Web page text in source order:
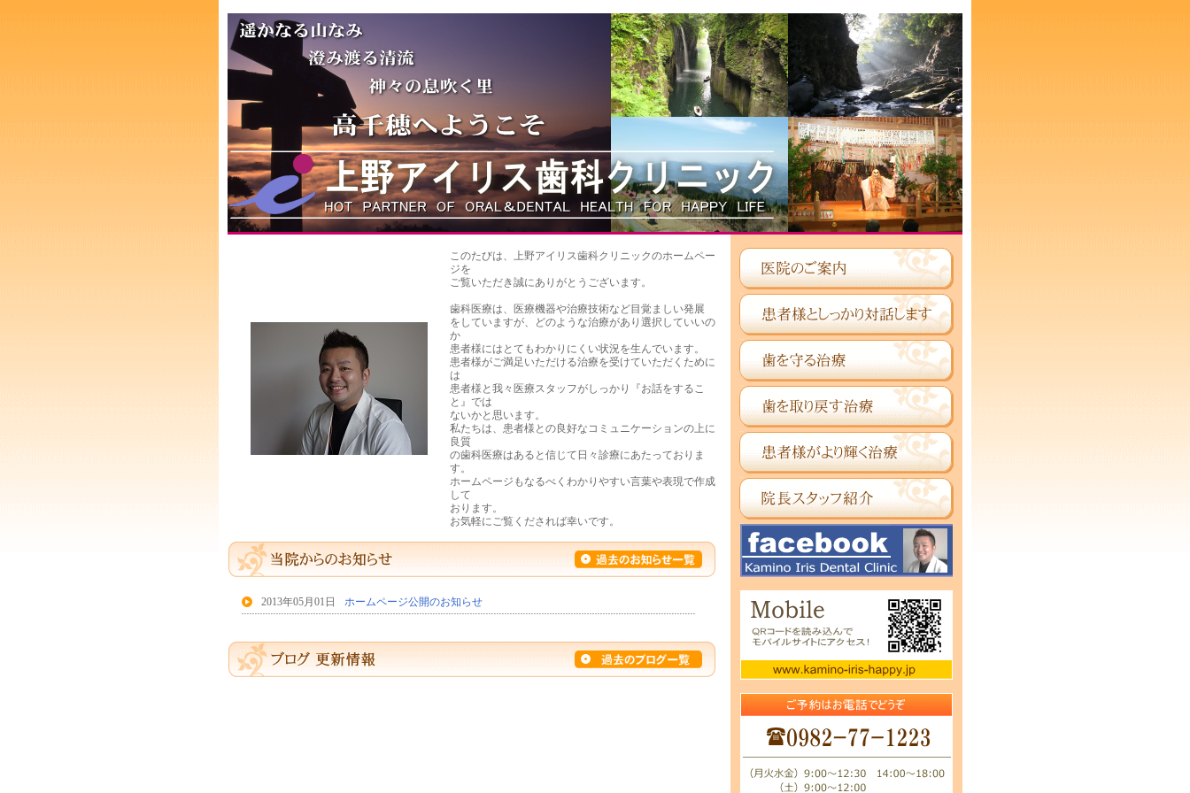
このたびは、上野アイリス歯科クリニックのホームペー
ジを
ご覧いただき誠にありがとうございます。
歯科医療は、医療機器や治療技術など目覚ましい発展
をしていますが、どのような治療があり選択していいの
か
患者様にはとてもわかりにくい状況を生んでいます。
患者様がご満足いただける治療を受けていただくために
は
患者様と我々医療スタッフがしっかり『お話をするこ
と』では
ないかと思います。
私たちは、患者様との良好なコミュニケーションの上に
良質
の歯科医療はあると信じて日々診療にあたっておりま
す。
ホームページもなるべくわかりやすい言葉や表現で作成
して
おります。
お気軽にご覧くだされば幸いです。
2013年05月01日 ホームページ公開のお知らせ